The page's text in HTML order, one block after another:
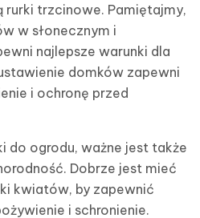
rurki trzcinowe. Pamiętajmy,
w słonecznym i
najlepsze warunki dla
domków zapewni
i ochronę przed
do ogrodu, ważne jest także
Dobrze jest mieć
kwiatów, by zapewnić
i schronienie.